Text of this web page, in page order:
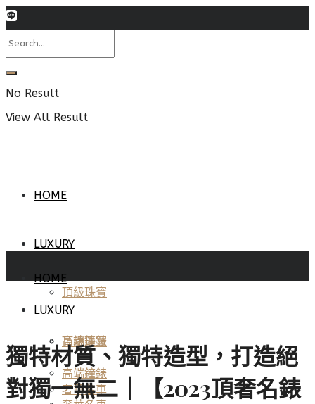
No Result
View All Result
HOME
LUXURY
頂級珠寶
高端鐘錶
奢華名車
HOME
LUXURY
頂級珠寶
高端鐘錶
獨特材質、獨特造型，打造絕
對獨一無二｜【2023頂奢名錶